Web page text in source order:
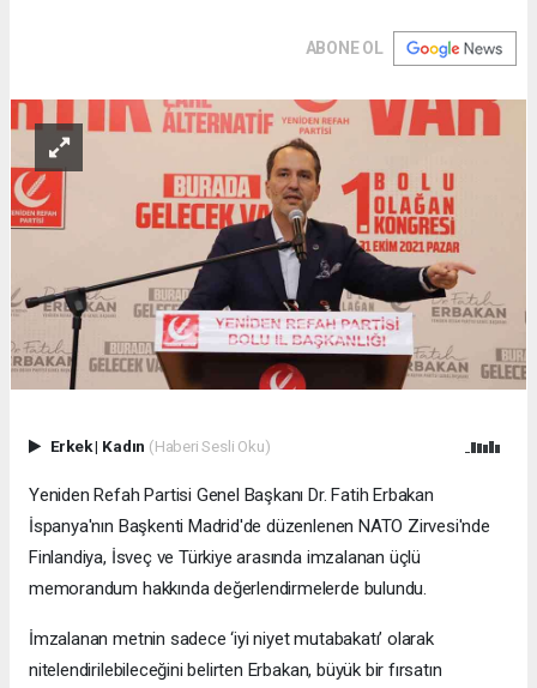
ABONE OL
Erkek| Kadın (Haberi Sesli Oku)
Yeniden Refah Partisi Genel Başkanı Dr. Fatih Erbakan
İspanya'nın Başkenti Madrid'de düzenlenen NATO Zirvesi'nde
Finlandiya, İsveç ve Türkiye arasında imzalanan üçlü
memorandum hakkında değerlendirmelerde bulundu.
İmzalanan metnin sadece ‘iyi niyet mutabakatı’ olarak
nitelendirilebileceğini belirten Erbakan, büyük bir fırsatın